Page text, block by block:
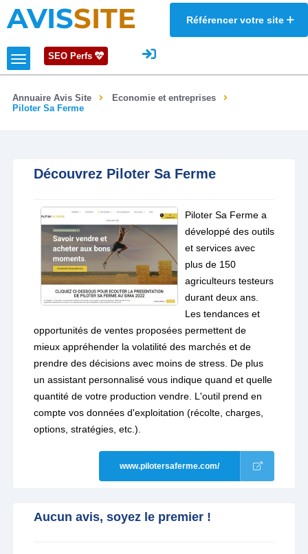
AVISSITE Référencer votre site
SEO Perfs
Annuaire Avis Site
Economie et entreprises
Piloter Sa Ferme
Découvrez Piloter Sa Ferme
Piloter Sa Ferme a
développé des outils
et services avec
plus de 150
agriculteurs testeurs
durant deux ans.
Les tendances et
opportunités de ventes proposées permettent de
mieux appréhender la volatilité des marchés et de
prendre des décisions avec moins de stress. De plus
un assistant personnalisé vous indique quand et quelle
quantité de votre production vendre. L'outil prend en
compte vos données d'exploitation (récolte, charges,
options, stratégies, etc.).
www.pilotersaferme.com/
Aucun avis, soyez le premier !